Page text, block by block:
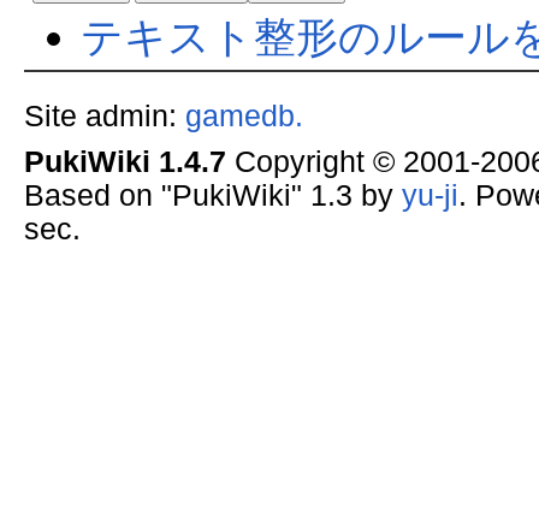
テキスト整形のルール
Site admin: gamedb.
PukiWiki 1.4.7 Copyright © 2001-
Based on "PukiWiki" 1.3 by yu-ji.
sec.